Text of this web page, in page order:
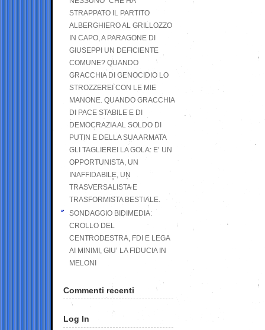
STRAPPATO IL PARTITO
ALBERGHIERO AL GRILLOZZO
IN CAPO, A PARAGONE DI
GIUSEPPI UN DEFICIENTE
COMUNE? QUANDO
GRACCHIA DI GENOCIDIO LO
STROZZEREI CON LE MIE
MANONE. QUANDO GRACCHIA
DI PACE STABILE E DI
DEMOCRAZIA AL SOLDO DI
PUTIN E DELLA SUA ARMATA
GLI TAGLIEREI LA GOLA: E’ UN
OPPORTUNISTA, UN
INAFFIDABILE, UN
TRASVERSALISTA E
TRASFORMISTA BESTIALE.
SONDAGGIO BIDIMEDIA:
CROLLO DEL
CENTRODESTRA, FDI E LEGA
AI MINIMI, GIU’ LA FIDUCIA IN
MELONI
Commenti recenti
Log In